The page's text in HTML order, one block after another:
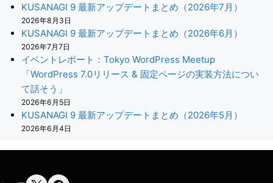
KUSANAGI 9 最新アップデートまとめ（2026年7月）
2026年8月3日
KUSANAGI 9 最新アップデートまとめ（2026年6月）
2026年7月7日
イベントレポート：Tokyo WordPress Meetup
「WordPress 7.0リリース & 固定ページの実装方法につい
て話そう」
2026年6月5日
KUSANAGI 9 最新アップデートまとめ（2026年5月）
2026年6月4日